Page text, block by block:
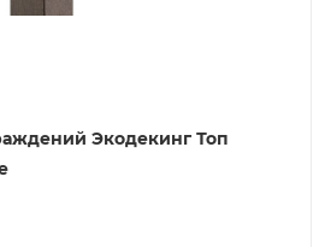
Экодекинг Топ